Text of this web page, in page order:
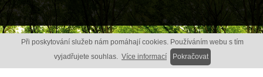
Při poskytování služeb nám pomáhají cookies. Používáním webu s tím
vyjadřujete souhlas. Více informací Pokračovat